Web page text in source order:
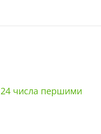
24 числа першими